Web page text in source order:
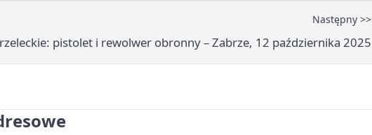
Następny >>
pistolet i rewolwer obronny – Zabrze, 12 października 2025